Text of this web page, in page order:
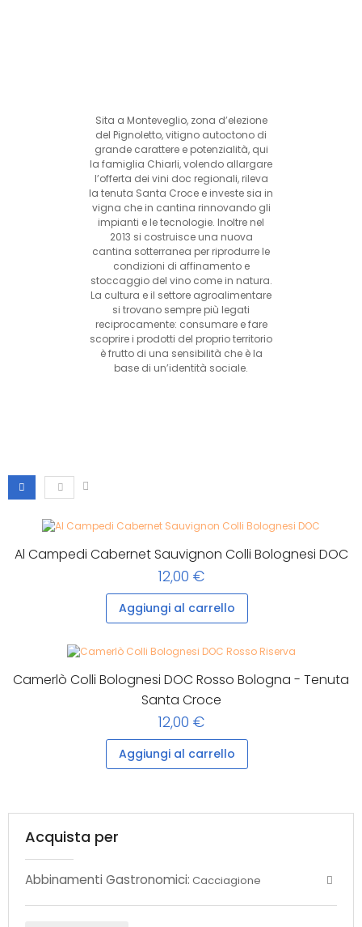
Sita a Monteveglio, zona d’elezione
del Pignoletto, vitigno autoctono di
grande carattere e potenzialità, qui
la famiglia Chiarli, volendo allargare
l’offerta dei vini doc regionali, rileva
la tenuta Santa Croce e investe sia in
vigna che in cantina rinnovando gli
impianti e le tecnologie. Inoltre nel
2013 si costruisce una nuova
cantina sotterranea per riprodurre le
condizioni di affinamento e
stoccaggio del vino come in natura.
La cultura e il settore agroalimentare
si trovano sempre più legati
reciprocamente: consumare e fare
scoprire i prodotti del proprio territorio
è frutto di una sensibilità che è la
base di un’identità sociale.
Al Campedi Cabernet Sauvignon Colli Bolognesi DOC
12,00 €
Aggiungi al carrello
Camerlò Colli Bolognesi DOC Rosso Bologna - Tenuta
Santa Croce
12,00 €
Aggiungi al carrello
Acquista per
Abbinamenti Gastronomici: Cacciagione